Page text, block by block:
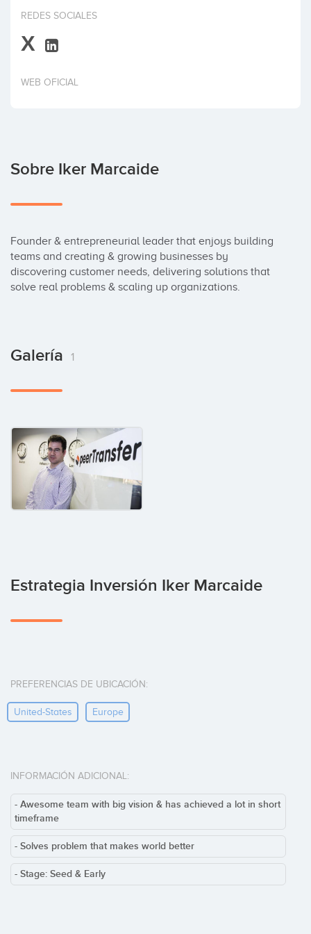
Invertir
REDES SOCIALES
X
WEB OFICIAL
Sobre Iker Marcaide
Founder & entrepreneurial leader that enjoys building
teams and creating & growing businesses by
discovering customer needs, delivering solutions that
solve real problems & scaling up organizations.
Galería 1
Estrategia Inversión Iker Marcaide
PREFERENCIAS DE UBICACIÓN:
United-States Europe
INFORMACIÓN ADICIONAL:
- Awesome team with big vision & has achieved a lot in short
timeframe
- Solves problem that makes world better
- Stage: Seed & Early